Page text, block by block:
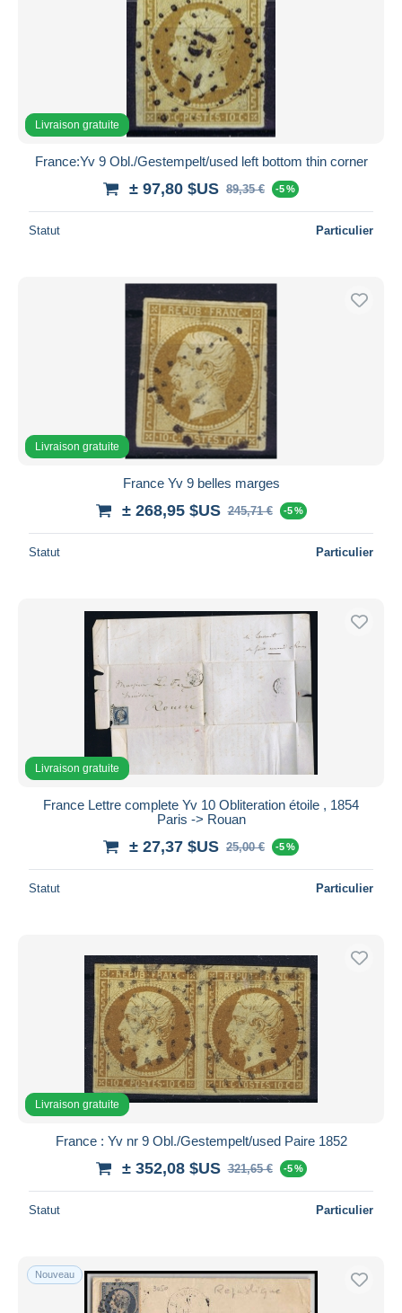
Livraison gratuite
France:Yv 9 Obl./Gestempelt/used left bottom thin corner
± 97,80 $US 89,35 € -5 %
Statut Particulier
Livraison gratuite
France Yv 9 belles marges
± 268,95 $US 245,71 € -5 %
Statut Particulier
Livraison gratuite
France Lettre complete Yv 10 Obliteration étoile , 1854
Paris -> Rouan
± 27,37 $US 25,00 € -5 %
Statut Particulier
Livraison gratuite
France : Yv nr 9 Obl./Gestempelt/used Paire 1852
± 352,08 $US 321,65 € -5 %
Statut Particulier
Nouveau